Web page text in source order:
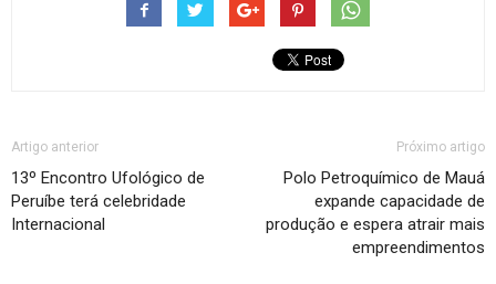
Artigo anterior
13º Encontro Ufológico de
Peruíbe terá celebridade
Internacional
Próximo artigo
Polo Petroquímico de Mauá
expande capacidade de
produção e espera atrair mais
empreendimentos